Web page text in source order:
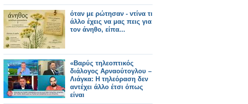
όταν με ρώτησαν - ντίνα τι
άλλο έχεις να μας πεις για
τον άνηθο, είπα...
«Βαρύς τηλεοπτικός
διάλογος Αρναούτογλου –
Λιάγκα: Η τηλεόραση δεν
αντέχει άλλο έτσι όπως
είναι